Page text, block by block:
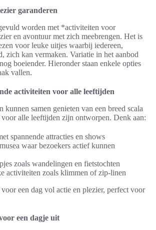
garanderen
worden met *activiteiten voor
en avontuur met zich meebrengen. Het is
voor leuke uitjes waarbij iedereen,
zich kan vermaken. Variatie in het aanbod
boeiender. Hieronder staan enkele opties
vallen.
activiteiten voor alle leeftijden
kunnen samen genieten van een breed scala
alle leeftijden zijn ontworpen. Denk aan:
spannende attracties en shows
waar bezoekers actief kunnen
zoals wandelingen en fietstochten
activiteiten zoals klimmen of zip-linen
een dag vol actie en plezier, perfect voor
een dagje uit